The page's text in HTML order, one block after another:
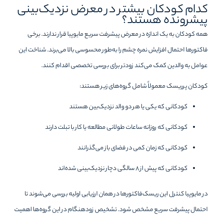
کدام کودکان بیشتر در معرض نزدیک‌بینی
پیشرونده هستند؟
همه کودکان به یک اندازه در معرض پیشرفت سریع مایوپیا قرار ندارند. برخی
فاکتورها احتمال افزایش نمره چشم را به‌طور محسوسی بالا می‌برند. شناخت این
عوامل به والدین کمک می‌کند زودتر برای بررسی تخصصی اقدام کنند.
کودکان پرریسک معمولاً شامل گروه‌های زیر هستند:
کودکانی که یکی یا هر دو والد نزدیک‌بین هستند
کودکانی که روزانه ساعات طولانی مطالعه یا کار با تبلت دارند
کودکانی که زمان کمی در فضای باز می‌گذرانند
کودکانی که پیش از ۸ سالگی دچار نزدیک‌بینی شده‌اند
در مایوپیا کنترل این ریسک‌فاکتورها در همان ارزیابی اولیه بررسی می‌شوند تا
احتمال پیشرفت سریع مشخص شود. تشخیص زودهنگام در این گروه‌ها اهمیت